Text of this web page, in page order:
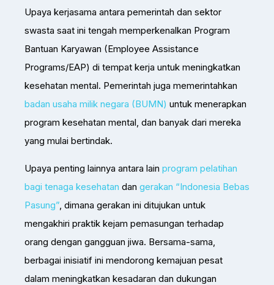
Upaya kerjasama antara pemerintah dan sektor
swasta saat ini tengah memperkenalkan Program
Bantuan Karyawan (Employee Assistance
Programs/EAP) di tempat kerja untuk meningkatkan
kesehatan mental. Pemerintah juga memerintahkan
badan usaha milik negara (BUMN) untuk menerapkan
program kesehatan mental, dan banyak dari mereka
yang mulai bertindak.
Upaya penting lainnya antara lain program pelatihan
bagi tenaga kesehatan dan gerakan “Indonesia Bebas
Pasung” , dimana gerakan ini ditujukan untuk
mengakhiri praktik kejam pemasungan terhadap
orang dengan gangguan jiwa. Bersama-sama,
berbagai inisiatif ini mendorong kemajuan pesat
dalam meningkatkan kesadaran dan dukungan